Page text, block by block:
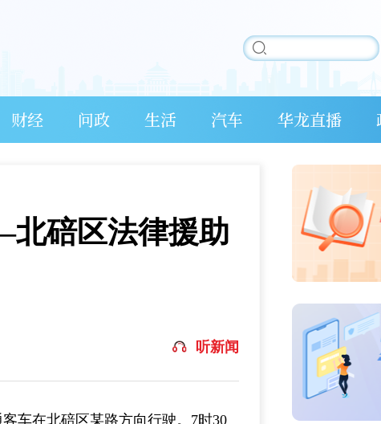
财经 问政 生活 汽车 华龙直播
碚区法律援助
听新闻
车在北碚区某路方向行驶。7时30